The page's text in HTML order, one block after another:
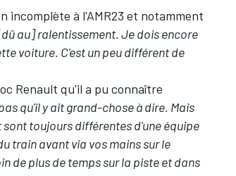
incomplète à l'AMR23 et notamment
au] ralentissement. Je dois encore
voiture. C'est un peu différent de
Renault qu'il a pu connaître
qu'il y ait grand-chose à dire. Mais
toujours différentes d'une équipe
train avant via vos mains sur le
de plus de temps sur la piste et dans